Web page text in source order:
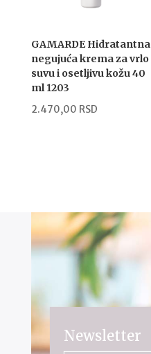
GAMARDE Hidratantna
negujuća krema za vrlo
suvu i osetljivu kožu 40
ml 1203
2.470,00 RSD
Newsletter